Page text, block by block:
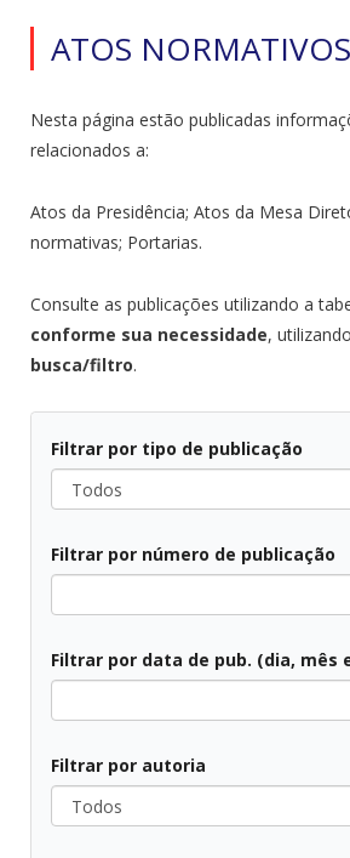
ATOS NORMATIVOS
Nesta página estão publicadas
relacionados a:
Atos da Presidência; Atos da Mesa
normativas; Portarias.
Consulte as publicações utilizando a
conforme sua necessidade,
busca/filtro.
Filtrar por tipo de publicação
Todos
Filtrar por número de publicação
Filtrar por data de pub. (dia, mês
Filtrar por autoria
Todos